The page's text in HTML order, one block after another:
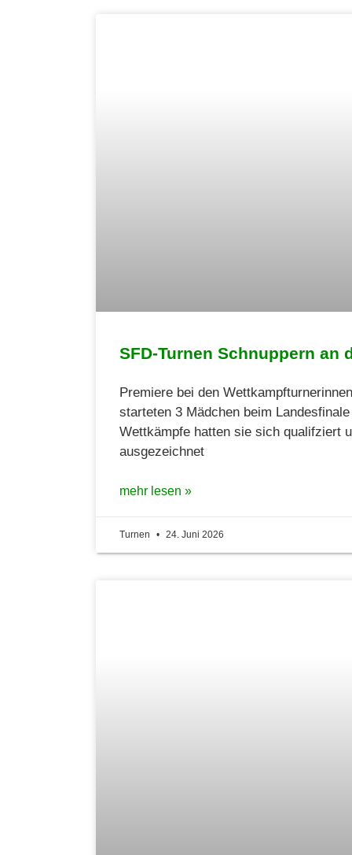
SFD-Turnen Schnuppern an
Premiere bei den
starteten 3 Mädchen beim
Wettkämpfe hatten sie sich qualifziert
ausgezeichnet
mehr lesen »
Turnen 24. Juni 2026